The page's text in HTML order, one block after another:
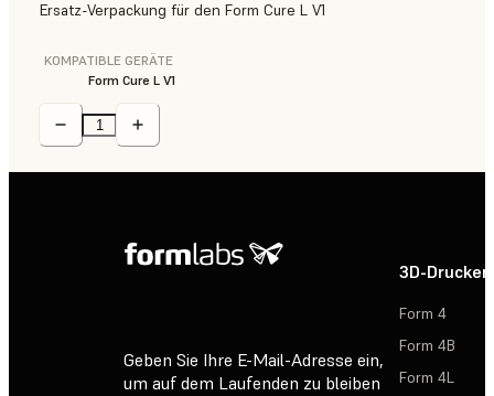
Ersatz-Verpackung für den Form Cure L V1
KOMPATIBLE GERÄTE
Form Cure L V1
Geben Sie Ihre E-Mail-Adresse ein,
um auf dem Laufenden zu bleiben
3D-Drucker
Form 4
Form 4B
Form 4L